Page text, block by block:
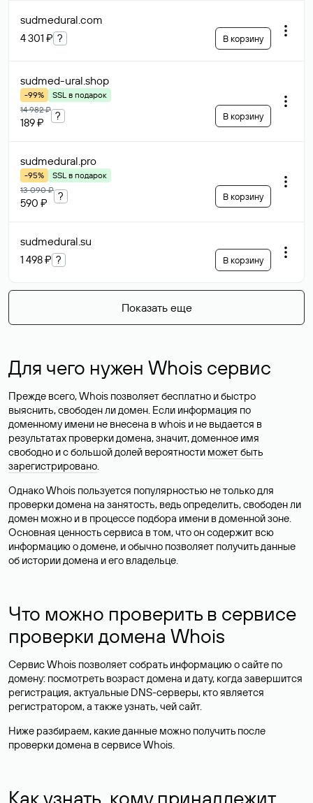
sudmedural.com
4 301 ₽ ? В корзину
sudmed-ural.shop
-99%
SSL в подарок
14 982 ₽
189 ₽
? В корзину
sudmedural.pro
-95%
SSL в подарок
13 090 ₽
590 ₽
? В корзину
sudmedural.su
1 498 ₽ ? В корзину
Показать еще
Для чего нужен Whois сервис
Прежде всего, Whois позволяет бесплатно и быстро
выяснить, свободен ли домен. Если информация по
доменному имени не внесена в whois и не выдается в
результатах проверки домена, значит, доменное имя
свободно и с большой долей вероятности может быть
зарегистрировано.
Однако Whois пользуется популярностью не только для
проверки домена на занятость, ведь определить, свободен ли
домен можно и в процессе подбора имени в доменной зоне.
Основная ценность сервиса в том, что он содержит всю
информацию о домене, и обычно позволяет получить данные
об истории домена и его владельце.
Что можно проверить в сервисе
проверки домена Whois
Сервис Whois позволяет собрать информацию о сайте по
домену: посмотреть возраст домена и дату, когда завершится
регистрация, актуальные DNS-серверы, кто является
регистратором, а также узнать, чей сайт.
Ниже разбираем, какие данные можно получить после
проверки домена в сервисе Whois.
Как узнать, кому принадлежит